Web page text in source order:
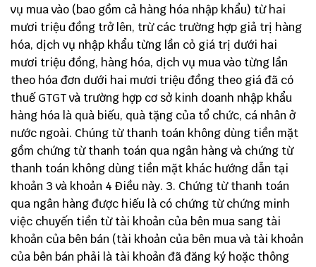
vụ mua vào (bao gồm cả hàng hóa nhập khẩu) từ hai
mươi triệu đồng trở lên, trừ các trường hợp giả trị hàng
hóa, dịch vụ nhập khẩu từng lần cỏ giá trị dưới hai
mươi triệu đồng, hàng hóa, dịch vụ mua vào từng lần
theo hóa đơn dưới hai mươi triệu đồng theo giá đã có
thuế GTGT và trường hợp cơ sở kinh doanh nhập khẩu
hàng hóa là quà biếu, quà tặng của tổ chức, cá nhân ở
nước ngoài. Chúng từ thanh toán không dùng tiền mặt
gồm chứng từ thanh toán qua ngân hàng và chứng từ
thanh toán không dùng tiền mặt khác hướng dẫn tại
khoản 3 và khoản 4 Điều này. 3. Chứng từ thanh toán
qua ngân hàng được hiếu là có chứng từ chứng minh
việc chuyến tiền từ tài khoản của bên mua sang tài
khoản của bên bán (tài khoản của bên mua và tài khoản
của bên bán phải là tài khoản đã đăng ký hoặc thông